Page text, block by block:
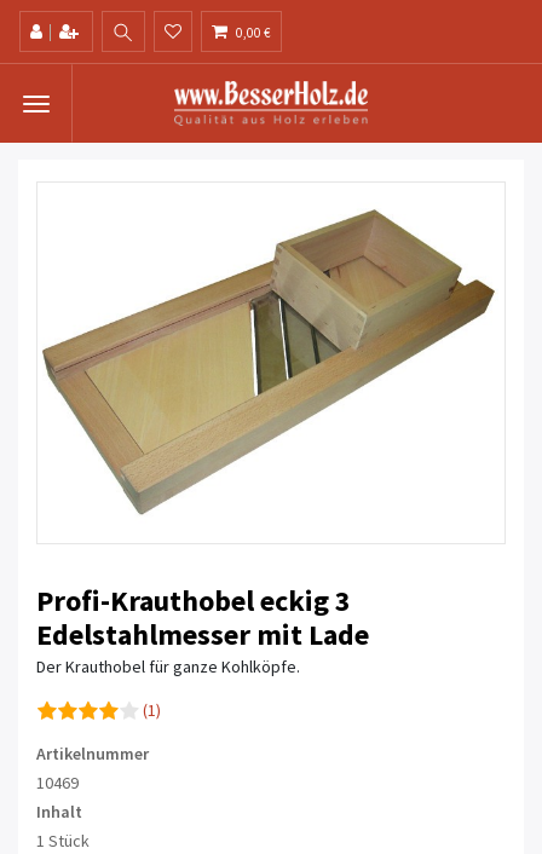
0,00 €
Profi-Krauthobel eckig 3
Edelstahlmesser mit Lade
Der Krauthobel für ganze Kohlköpfe.
(1)
Artikelnummer
10469
Inhalt
1 Stück